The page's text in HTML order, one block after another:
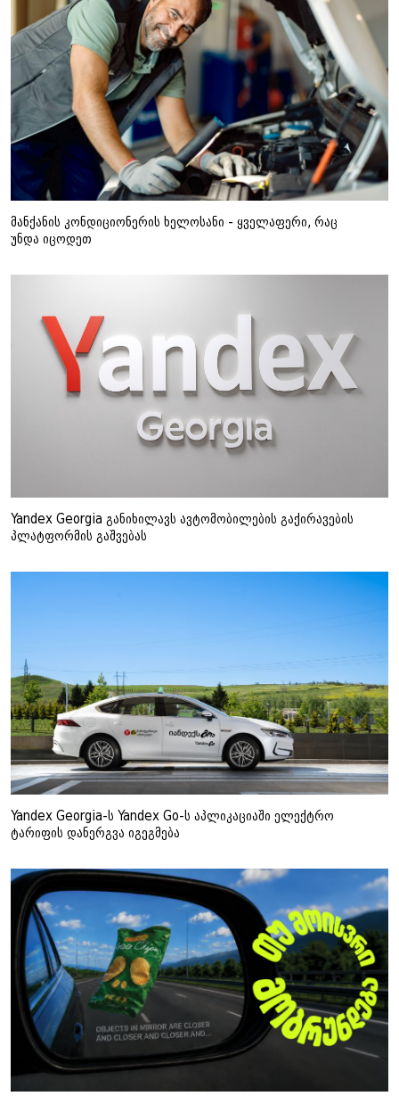
მანქანის კონდიციონერის ხელოსანი - ყველაფერი, რაც
უნდა იცოდეთ
Yandex Georgia განიხილავს ავტომობილების გაქირავების
პლატფორმის გაშვებას
Yandex Georgia-ს Yandex Go-ს აპლიკაციაში ელექტრო
ტარიფის დანერგვა იგეგმება